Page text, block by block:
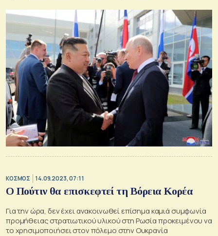
ΚΟΣΜΟΣ 14.09.2023, 07:11
Ο Πούτιν θα επισκεφτεί τη Βόρεια Κορέα
Για την ώρα, δεν έχει ανακοινωθεί επίσημα καμιά συμφωνία
προμήθειας στρατιωτικού υλικού στη Ρωσία προκειμένου να
το χρησιμοποιήσει στον πόλεμο στην Ουκρανία